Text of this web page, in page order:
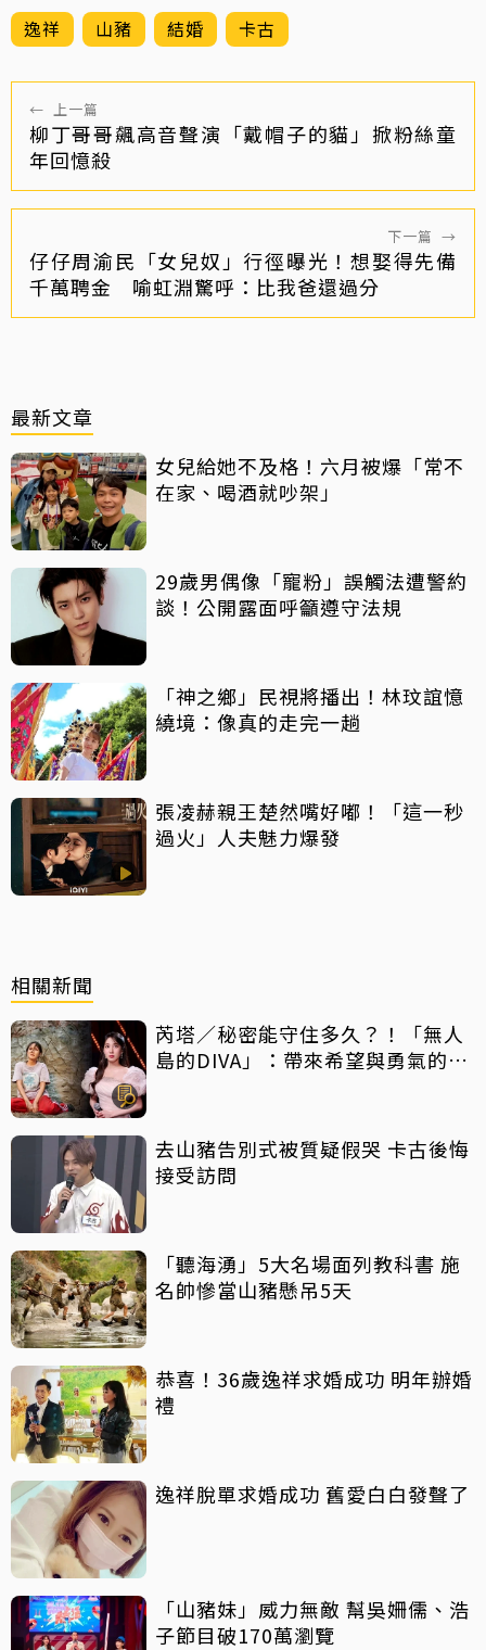
逸祥 山豬 結婚 卡古
← 上一篇
柳丁哥哥飆高音聲演「戴帽子的貓」掀粉絲童
年回憶殺
下一篇 →
仔仔周渝民「女兒奴」行徑曝光！想娶得先備
千萬聘金 喻虹淵驚呼：比我爸還過分
最新文章
女兒給她不及格！六月被爆「常不
在家、喝酒就吵架」
29歲男偶像「寵粉」誤觸法遭警約
談！公開露面呼籲遵守法規
「神之鄉」民視將播出！林玟誼憶
繞境：像真的走完一趟
張凌赫親王楚然嘴好嘟！「這一秒
過火」人夫魅力爆發
相關新聞
芮塔／秘密能守住多久？！「無人
島的DIVA」：帶來希望與勇氣的反
去山豬告別式被質疑假哭 卡古後悔
接受訪問
「聽海湧」5大名場面列教科書 施
名帥慘當山豬懸吊5天
恭喜！36歲逸祥求婚成功 明年辦婚
禮
逸祥脫單求婚成功 舊愛白白發聲了
「山豬妹」威力無敵 幫吳姍儒、浩
子節目破170萬瀏覽